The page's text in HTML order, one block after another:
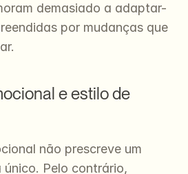
demasiado a adaptar-
por mudanças que
e estilo de
não prescreve um